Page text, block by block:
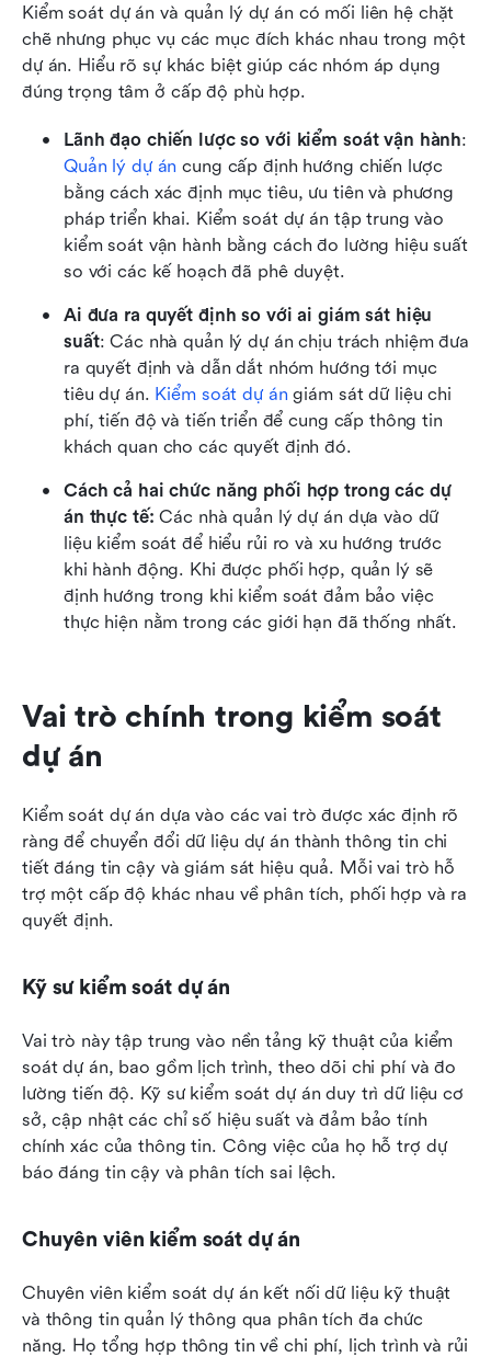
Kiểm soát dự án và quản lý dự án có mối liên hệ chặt
chẽ nhưng phục vụ các mục đích khác nhau trong một
dự án. Hiểu rõ sự khác biệt giúp các nhóm áp dụng
đúng trọng tâm ở cấp độ phù hợp.
Lãnh đạo chiến lược so với kiểm soát vận hành
Quản lý dự án cung cấp định hướng chiến lược
bằng cách xác định mục tiêu, ưu tiên và phương
pháp triển khai. Kiểm soát dự án tập trung vào
kiểm soát vận hành bằng cách đo lường hiệu suất
so với các kế hoạch đã phê duyệt.
Ai đưa ra quyết định so với ai giám sát hiệu
suất: Các nhà quản lý dự án chịu trách nhiệm đưa
ra quyết định và dẫn dắt nhóm hướng tới mục
tiêu dự án. Kiểm soát dự án giám sát dữ liệu chi
phí, tiến độ và tiến triển để cung cấp thông tin
khách quan cho các quyết định đó.
Cách cả hai chức năng phối hợp trong các dự
án thực tế: Các nhà quản lý dự án dựa vào dữ
liệu kiểm soát để hiểu rủi ro và xu hướng trước
khi hành động. Khi được phối hợp, quản lý sẽ
định hướng trong khi kiểm soát đảm bảo việc
thực hiện nằm trong các giới hạn đã thống nhất.
Vai trò chính trong kiểm soát
dự án
Kiểm soát dự án dựa vào các vai trò được xác định rõ
ràng để chuyển đổi dữ liệu dự án thành thông tin chi
tiết đáng tin cậy và giám sát hiệu quả. Mỗi vai trò hỗ
trợ một cấp độ khác nhau về phân tích, phối hợp và ra
quyết định.
Kỹ sư kiểm soát dự án
Vai trò này tập trung vào nền tảng kỹ thuật của kiểm
soát dự án, bao gồm lịch trình, theo dõi chi phí và đo
lường tiến độ. Kỹ sư kiểm soát dự án duy trì dữ liệu cơ
sở, cập nhật các chỉ số hiệu suất và đảm bảo tính
chính xác của thông tin. Công việc của họ hỗ trợ dự
báo đáng tin cậy và phân tích sai lệch.
Chuyên viên kiểm soát dự án
Chuyên viên kiểm soát dự án kết nối dữ liệu kỹ thuật
và thông tin quản lý thông qua phân tích đa chức
năng. Họ tổng hợp thông tin về chi phí, lịch trình và rủi